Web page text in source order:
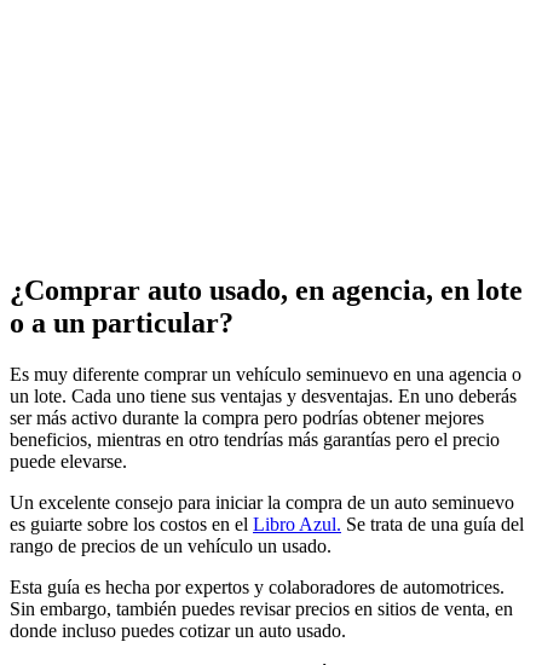
¿Comprar auto usado, en agencia, en lote
o a un particular?
Es muy diferente comprar un vehículo seminuevo en una agencia o
un lote. Cada uno tiene sus ventajas y desventajas. En uno deberás
ser más activo durante la compra pero podrías obtener mejores
beneficios, mientras en otro tendrías más garantías pero el precio
puede elevarse.
Un excelente consejo para iniciar la compra de un auto seminuevo
es guiarte sobre los costos en el Libro Azul. Se trata de una guía del
rango de precios de un vehículo un usado.
Esta guía es hecha por expertos y colaboradores de automotrices.
Sin embargo, también puedes revisar precios en sitios de venta, en
donde incluso puedes cotizar un auto usado.